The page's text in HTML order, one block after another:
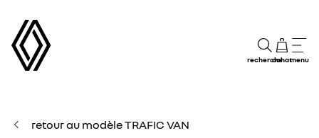
rechercheachatmenu
retour au modèle TRAFIC VAN